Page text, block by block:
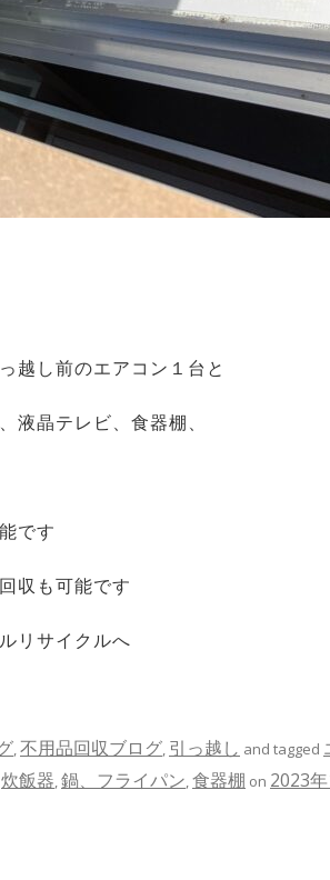
越し前のエアコン１台と
晶テレビ、食器棚、
です
収も可能です
リサイクルへ
不用品回収ブログ 引っ越し and tagged
炊飯器 鍋、フライパン 食器棚 on 2023